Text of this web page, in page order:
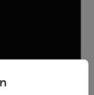
from the